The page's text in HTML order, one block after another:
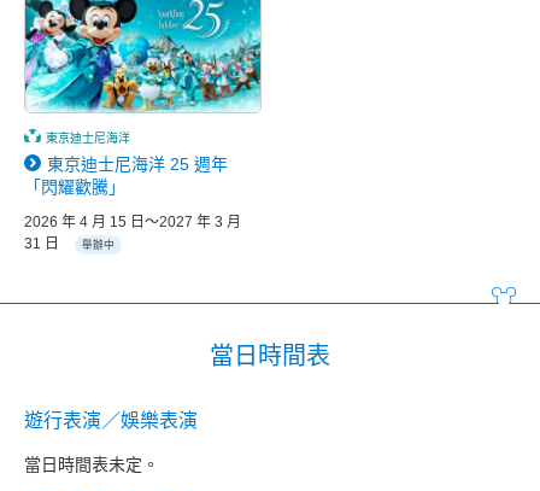
東京迪士尼海洋
東京迪士尼海洋 25 週年
「閃耀歡騰」
2026 年 4 月 15 日～2027 年 3 月
31 日
舉辦中
當日時間表
遊行表演／娛樂表演
當日時間表未定。